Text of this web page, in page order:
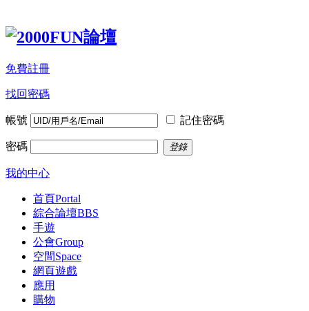
免費註冊
找回密碼
帳號 記住密碼
密碼 登錄
我的中心
首頁Portal
綜合論壇BBS
手遊
公會Group
空間Space
網頁遊戲
應用
購物